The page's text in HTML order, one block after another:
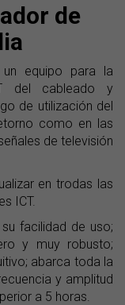
de
equipo para la
del cableado y
de utilización del
como en las
de televisión
en trodas las
ICT.
facilidad de uso;
y muy robusto;
abarca toda la
y amplitud
a 5 horas.